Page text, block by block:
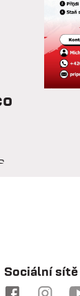
a
Sociální sítě